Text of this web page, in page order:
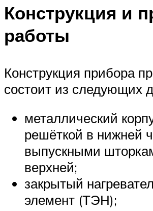
Конструкция и
работы
Конструкция прибора
состоит из следующих
металлический
решёткой в нижней
выпускными
верхней;
закрытый
элемент (ТЭН);